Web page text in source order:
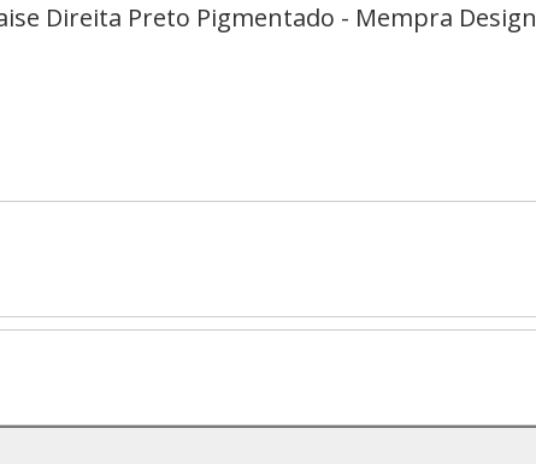
Direita Preto Pigmentado - Mempra Design